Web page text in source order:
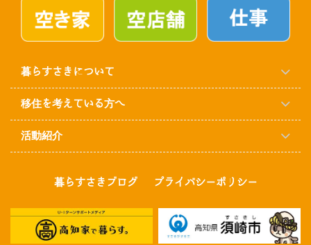
暮らすさきについて
移住を考えている方へ
活動紹介
暮らすさきブログ プライバシーポリシー